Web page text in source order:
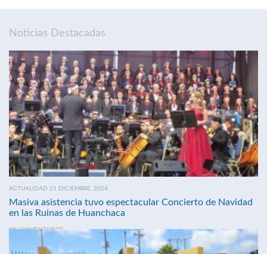
Noticias Destacadas
ACTUALIDAD 21 DICIEMBRE, 2024
Masiva asistencia tuvo espectacular Concierto de Navidad
en las Ruinas de Huanchaca
SIN COMENTARIOS